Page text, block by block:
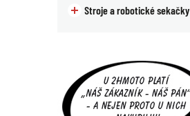
Stroje a robotické sekačky